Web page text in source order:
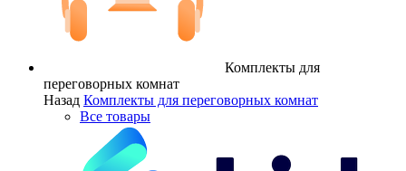
Комплекты для
переговорных комнат
Назад Комплекты для переговорных комнат
Все товары